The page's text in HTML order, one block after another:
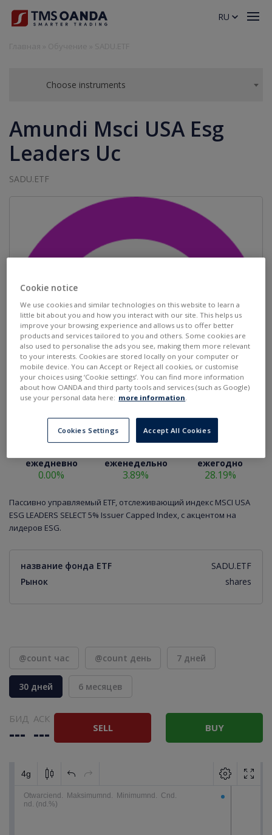
Choose instruments
Amundi Msci USA Esg
Leaders Uc
SADU.ETF
ежедневно
0.00%
еженедельно
3.89%
ежегодно
28.19%
Пассивно управляемый ETF, отслеживающий индекс MSCI USA
ESG LEADERS SELECT 5% Issuer Capped Index, с акцентом на
лидеров ESG.
название фонда ETF
SADU.ETF
Рынок
shares
@count час @count день 7 дней
30 дней 6 месяцев
БИД
---
АСК
--- SELL BUY
RU
Cookie notice
We use cookies and similar technologies on this website to learn a
little bit about you and how you interact with our site. This helps us
improve your browsing experience and allows us to offer better
products and services tailored to you and others. Some cookies are
also used to personalise the ads you see, making them more relevant
to your interests. Cookies are stored locally on your computer or
mobile device. You can Accept or Reject all cookies, or customise
your choices using ‘Cookie settings’. You can find more information
about how OANDA and third party tools and services (such as Google)
use your personal data here: more information
Cookies Settings Accept All Cookies